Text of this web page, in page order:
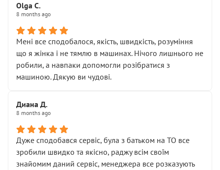
Стосовно комунікації - все добре
Olga С.
8 months ago
Мені все сподобалося, якість, швидкість, розуміння
що я жінка і не тямлю в машинах. Нічого лишнього не
робили, а навпаки допомогли розібратися з
машиною. Дякую ви чудові.
Диана Д.
8 months ago
Дуже сподобався сервіс, була з батьком на ТО все
зробили швидко та якісно, раджу всім своїм
знайомим даний сервіс, менеджера все розказують